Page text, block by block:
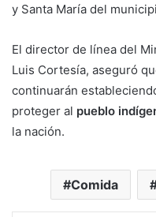
y Santa María del
El director de línea del
Luis Cortesía, aseguró
continuarán
proteger al pueblo
la nación.
Comida